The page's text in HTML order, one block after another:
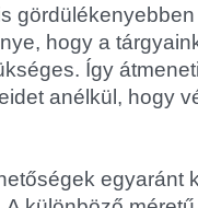
hogy a
Így
anélkül, hogy
egyaránt